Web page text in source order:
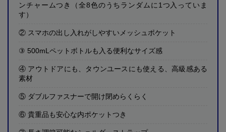
ンチャームつき（全8色のうちランダムに1つ入っていま
す）
② スマホの出し入れがしやすいメッシュポケット
③ 500mLペットボトルも入る便利なサイズ感
④ アウトドアにも、タウンユースにも使える、高級感ある
素材
⑤ ダブルファスナーで開け閉めらくらく
⑥ 貴重品も安心な内ポケットつき